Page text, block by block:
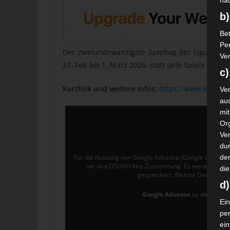
Der zweiundzwanzigste Spieltag der Ligue 1
27. Feb bis 1. März 2026, statt (alle Spiele um
Kurzlink und weitere Infos: https://
Für die Nutzung von Google Adsense (Google Ireland
wir laut DSGVO Ihre Zustimmung. Es werden
gespeichert. Welche Daten
Google Adsense ist deaktiviert.